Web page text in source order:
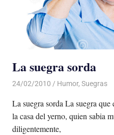
La suegra sorda
24/02/2010 Luis Castellanos
Humor, Suegras
La suegra sorda La suegra que
la casa del yerno, quien sabia
diligentemente,